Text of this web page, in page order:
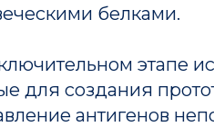
белками.
этапе
для создания
антигенов